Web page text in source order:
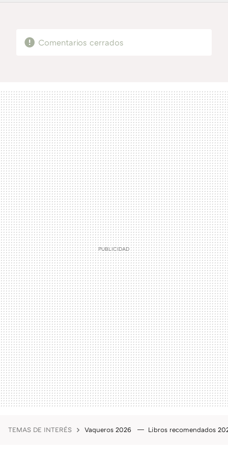
FACEBOOK
TWITTERFLIPBOARD
E-
WHATSAPP
Comentarios cerrados
TEMAS DE INTERÉS Vaqueros 2026 Libros recomendados